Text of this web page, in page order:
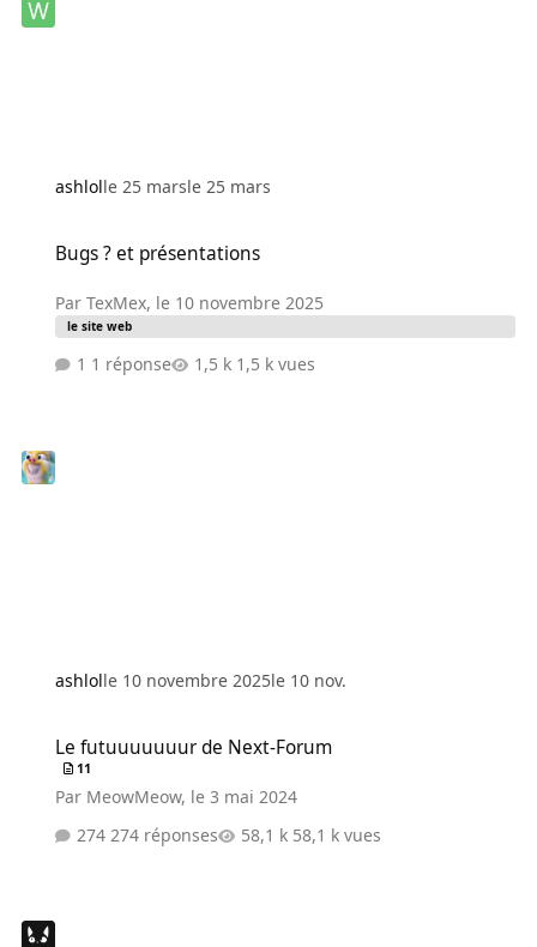
ashlolle 25 marsle 25 mars
Bugs ? et présentations
ParTexMex, le 10 novembre 2025
le site web
1 réponse 1,5 k vues
ashlolle 10 novembre 2025le 10 nov.
Le futuuuuuuur de Next-Forum
11
Par MeowMeow, le 3 mai 2024
274 réponses
58,1 k vues